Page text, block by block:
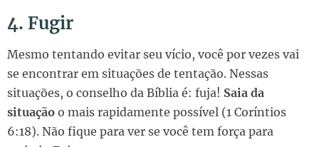
4. Fugir
Mesmo tentando evitar seu vício, você por vezes vai
se encontrar em situações de tentação. Nessas
situações, o conselho da Bíblia é: fuja! Saia da
situação o mais rapidamente possível (1 Coríntios
6:18). Não fique para ver se você tem força para